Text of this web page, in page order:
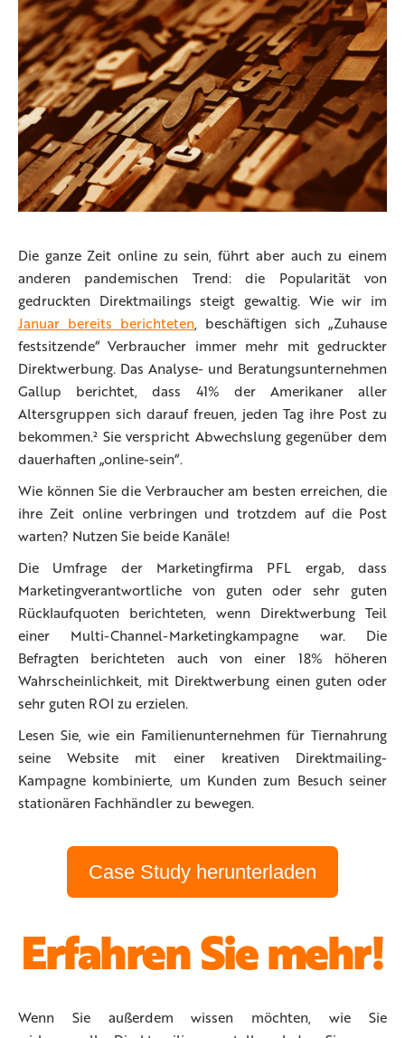
Die ganze Zeit online zu sein, führt aber auch zu einem
anderen pandemischen Trend: die Popularität von
gedruckten Direktmailings steigt gewaltig. Wie wir im
Januar bereits berichteten, beschäftigen sich „Zuhause
festsitzende“ Verbraucher immer mehr mit gedruckter
Direktwerbung. Das Analyse- und Beratungsunternehmen
Gallup berichtet, dass 41% der Amerikaner aller
Altersgruppen sich darauf freuen, jeden Tag ihre Post zu
bekommen.² Sie verspricht Abwechslung gegenüber dem
dauerhaften „online-sein“.
Wie können Sie die Verbraucher am besten erreichen, die
ihre Zeit online verbringen und trotzdem auf die Post
warten? Nutzen Sie beide Kanäle!
Die Umfrage der Marketingfirma PFL ergab, dass
Marketingverantwortliche von guten oder sehr guten
Rücklaufquoten berichteten, wenn Direktwerbung Teil
einer Multi-Channel-Marketingkampagne war. Die
Befragten berichteten auch von einer 18% höheren
Wahrscheinlichkeit, mit Direktwerbung einen guten oder
sehr guten ROI zu erzielen.
Lesen Sie, wie ein Familienunternehmen für Tiernahrung
seine Website mit einer kreativen Direktmailing-
Kampagne kombinierte, um Kunden zum Besuch seiner
stationären Fachhändler zu bewegen.
Case Study herunterladen
Erfahren Sie mehr!
Wenn Sie außerdem wissen möchten, wie Sie